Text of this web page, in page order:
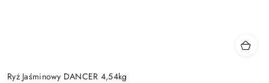
Ryż Jaśminowy DANCER 4,54kg